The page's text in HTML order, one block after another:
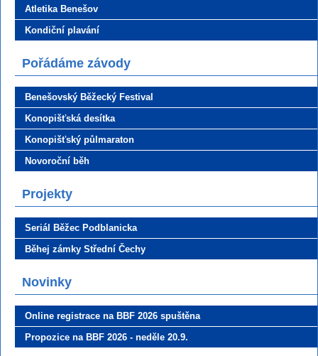
Atletika Benešov
Kondiční plavání
Pořádáme závody
Benešovský Běžecký Festival
Konopišťská desítka
Konopišťský půlmaraton
Novoroční běh
Projekty
Seriál Běžec Podblanicka
Běhej zámky Střední Čechy
Novinky
Online registrace na BBF 2026 spuštěna
Propozice na BBF 2026 - neděle 20.9.